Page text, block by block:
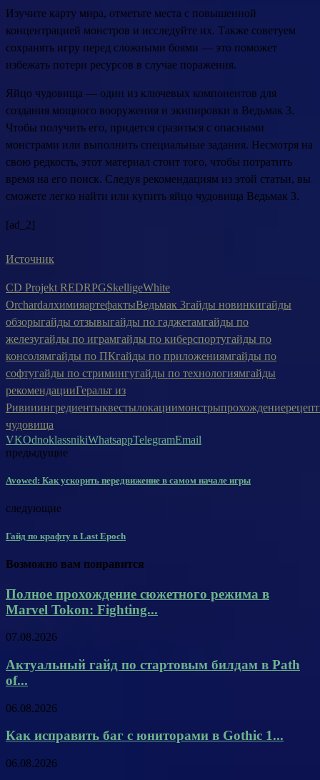
Изучите карту мира, отметьте места с повышенной
концентрацией монстров и исследуйте их. Также советуем
сохранять игру перед сложными боями — это поможет
избежать потери ресурсов в случае поражения.
Яйцо чудовища — один из ключевых компонентов для
создания мощного вооружения и экипировки в Ведьмак 3.
Чтобы получить его, придется сразиться с опасными
монстрами или выполнить специальные задания. Несмотря на
свою редкость, этот материал стоит того, чтобы потратить
время на его поиск. Следуя рекомендациям из этой статьи, вы
сможете легко найти или купить яйцо чудовища Ведьмак 3.
[ad_2]
Источник
CD Projekt REDRPGSkelligeWhite
OrchardалхимияартефактыВедьмак 3гайды новинкигайды
обзорыгайды отзывыгайды по гаджетамгайды по
железугайды по играмгайды по киберспортугайды по
консолямгайды по ПКгайды по приложениямгайды по
софтугайды по стримингугайды по технологиямгайды
рекомендацииГеральт из
Ривииингредиентыквестылокациимонстрыпрохождение
чудовища
VKOdnoklassnikiWhatsappTelegramEmail
предыдущие
Avowed: Как ускорить передвижение в самом начале игры
следующие
Гайд по крафту в Last Epoch
Возможно вам понравится
Полное прохождение сюжетного режима в
Marvel Tokon: Fighting...
07.08.2026
Актуальный гайд по стартовым билдам в Path
of...
06.08.2026
Как исправить баг с юниторами в Gothic 1...
06.08.2026